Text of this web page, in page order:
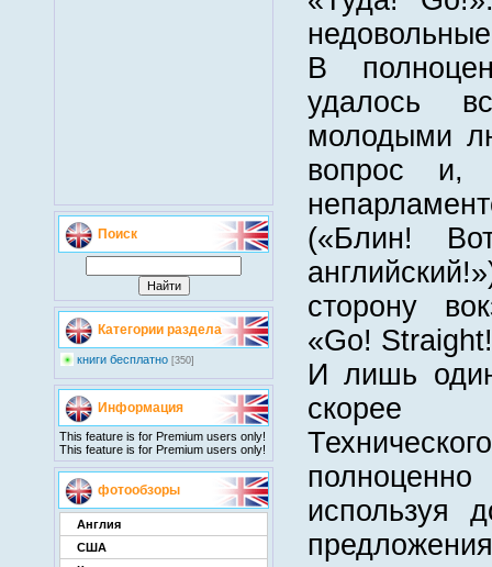
Поиск
Категории раздела
книги бесплатно [350]
Информация
This feature is for Premium users only!
This feature is for Premium users only!
фотообзоры
Англия
США
В
удалось
молодыми
вопрос и,
(«Блин!
сторону
«Go!
И лишь
скорее
используя